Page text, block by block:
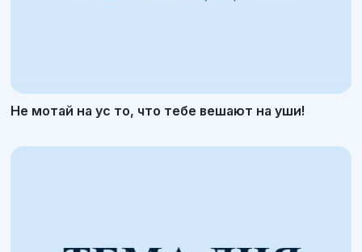
Не мотай на ус то, что тебе вешают на уши!